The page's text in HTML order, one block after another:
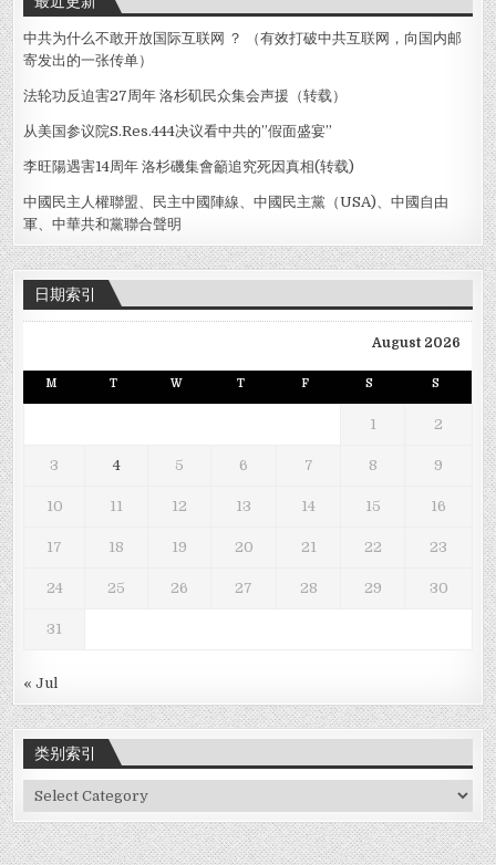
中共为什么不敢开放国际互联网 ？ （有效打破中共互联网，向国内邮
寄发出的一张传单）
法轮功反迫害27周年 洛杉矶民众集会声援（转载）
从美国参议院S.Res.444决议看中共的”假面盛宴”
李旺陽遇害14周年 洛杉磯集會籲追究死因真相(转载)
中國民主人權聯盟、民主中國陣線、中國民主黨（USA)、中國自由
軍、中華共和黨聯合聲明
日期索引
August 2026
M T W T F S S
1 2
3 4 5 6 7 8 9
10 11 12 13 14 15 16
17 18 19 20 21 22 23
24 25 26 27 28 29 30
31
« Jul
类别索引
类
索
引